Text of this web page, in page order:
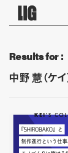
Results for :
中野 慧（ケ